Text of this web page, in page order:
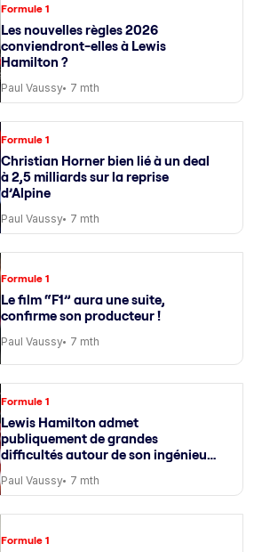
Formule 1
Les nouvelles règles 2026
conviendront-elles à Lewis
Hamilton ?
Paul Vaussy 7 mth
Formule 1
Christian Horner bien lié à un deal
à 2,5 milliards sur la reprise
d’Alpine
Paul Vaussy 7 mth
Formule 1
Le film “F1” aura une suite,
confirme son producteur !
Paul Vaussy 7 mth
Formule 1
Lewis Hamilton admet
publiquement de grandes
difficultés autour de son ingénieur
Paul Vaussy 7 mth
Formule 1